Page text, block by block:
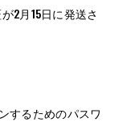
2月15日に発送さ
するためのパスワ